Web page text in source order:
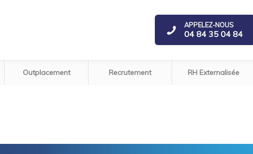
APPELEZ-NOUS
04 84 35 04 84
Outplacement Recrutement RH Externalisée